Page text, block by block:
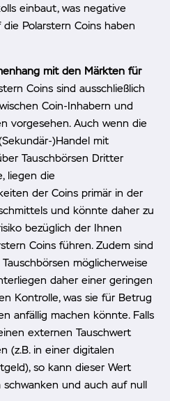
einbaut, was negative
Polarstern Coins haben
mit den Märkten für
Coins sind ausschließlich
Coin-Inhabern und
vorgesehen. Auch wenn die
)Handel mit
Tauschbörsen Dritter
liegen die
der Coins primär in der
und könnte daher zu
bezüglich der Ihnen
Coins führen. Zudem sind
möglicherweise
daher einer geringen
Kontrolle, was sie für Betrug
anfällig machen könnte. Falls
externen Tauschwert
(z.B. in einer digitalen
so kann dieser Wert
und auch auf null